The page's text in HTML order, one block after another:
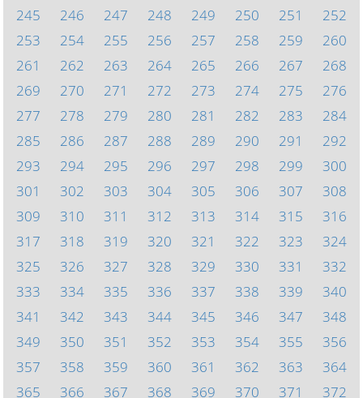
245
246 247 248 249 250 251
252
253
254 255 256 257 258 259
260
261
262 263 264 265 266 267
268
269
270 271 272 273 274 275
276
277
278 279 280 281 282 283
284
285
286 287 288 289 290 291
292
293
294 295 296 297 298 299
300
301
302 303 304 305 306 307
308
309
310 311 312 313 314 315
316
317
318 319 320 321 322 323
324
325
326 327 328 329 330 331
332
333
334 335 336 337 338 339
340
341
342 343 344 345 346 347
348
349
350 351 352 353 354 355
356
357
358 359 360 361 362 363
364
365
366 367 368 369 370 371 372